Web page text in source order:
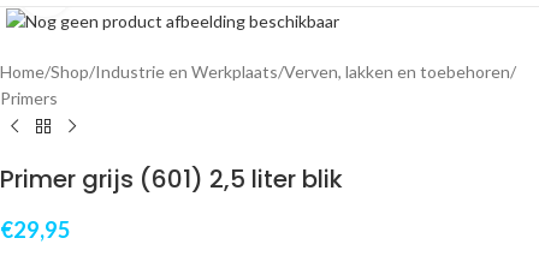
Home/Shop/Industrie en Werkplaats/Verven, lakken en toebehoren/
Primers
Primer grijs (601) 2,5 liter blik
€29,95